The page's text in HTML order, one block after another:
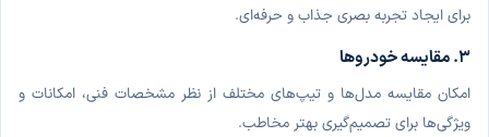
برای ایجاد تجربه بصری جذاب و حرفه‌ای.
۳. مقایسه خودروها
امکان مقایسه مدل‌ها و تیپ‌های مختلف از نظر مشخصات فنی، امکانات و
ویژگی‌ها برای تصمیم‌گیری بهتر مخاطب.